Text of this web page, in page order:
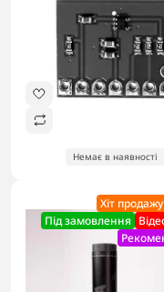
Немає в наявності
Хіт продажу
Під замовлення